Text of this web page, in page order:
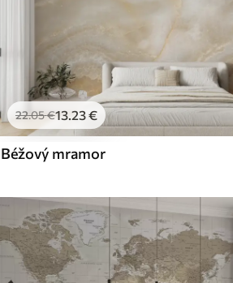
22.05€13.23€
Béžový mramor